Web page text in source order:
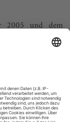
2005 und dem
«Tristan» und
in diesem Jahr
hatte der Tiroler
mit den